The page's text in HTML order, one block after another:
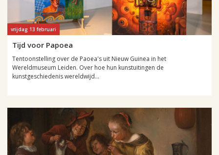
vrijdag 13 februari
Tijd voor Papoea
Tentoonstelling over de Paoea's uit Nieuw Guinea in het
Wereldmuseum Leiden. Over hoe hun kunstuitingen de
kunstgeschiedenis wereldwijd...